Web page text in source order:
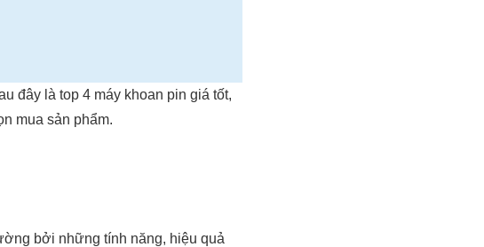
đây là top 4 máy khoan pin giá tốt,
mua sản phẩm.
bởi những tính năng, hiệu quả